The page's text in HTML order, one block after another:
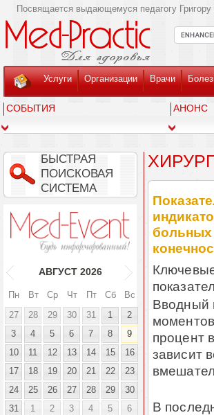
Посвящается выдающемуся педагогу
Услуги Организации Врачи
СОБЫТИЯ АНОНС
БЫСТРАЯ
ПОИСКОВАЯ
СИСТЕМА
АВГУСТ 2026
Пн Вт Ср Чт Пт Сб
Вс
27
28 29 30 31 1
2
3
4 5 6 7 8
9
10
11 12 13 14 15
16
17
18 19 20 21 22
23
24
25 26 27 28 29
30
31
1 2 3 4 5 6
больных
Вводный
процент
зависит
В